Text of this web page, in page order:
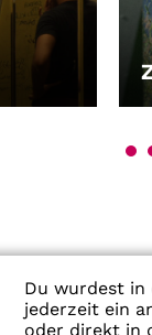
Du wurdest in
jederzeit ein
oder direkt in